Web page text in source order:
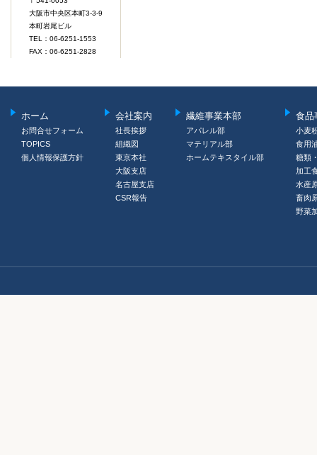
大阪市中央区本町3-3-9
本町岩尾ビル
TEL：06-6251-1553
FAX：06-6251-2828
ホーム
お問合せフォーム
TOPICS
個人情報保護方針
会社案内
社長挨拶
組織図
東京本社
大阪支店
名古屋支店
CSR報告
繊維事業本部
アパレル部
マテリアル部
ホームテキスタイル部
食品
小麦
食用
糖類
加工
水産
畜肉
野菜